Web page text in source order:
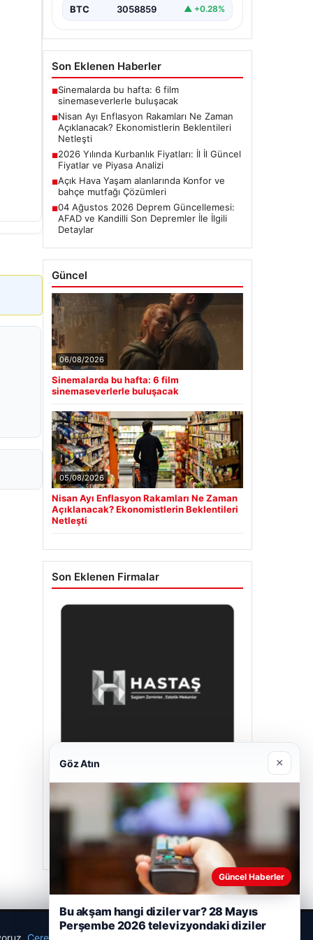
başladı.…
BTC 3058859 ▲ +0.28%
Son Eklenen Haberler
■Sinemalarda bu hafta: 6 film
sinemaseverlerle buluşacak
■Nisan Ayı Enflasyon Rakamları Ne Zaman
Açıklanacak? Ekonomistlerin Beklentileri
Netleşti
■2026 Yılında Kurbanlık Fiyatları: İl İl Güncel
Fiyatlar ve Piyasa Analizi
■Açık Hava Yaşam alanlarında Konfor ve
bahçe mutfağı Çözümleri
■04 Ağustos 2026 Deprem Güncellemesi:
AFAD ve Kandilli Son Depremler İle İlgili
Detaylar
Güncel
06/08/2026
Sinemalarda bu hafta: 6 film
sinemaseverlerle buluşacak
05/08/2026
Nisan Ayı Enflasyon Rakamları Ne Zaman
Açıklanacak? Ekonomistlerin Beklentileri
Netleşti
Son Eklenen Firmalar
Hastaş Beton
Çerez Politikamız
Göz Atın ×
Güncel Haberler
Bu akşam hangi diziler var? 28 Mayıs
Perşembe 2026 televizyondaki diziler